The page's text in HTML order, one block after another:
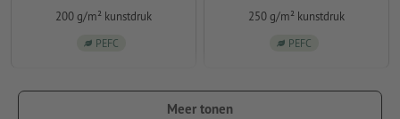
200 g/m² kunstdruk
PEFC
250 g/m² kunstdruk
PEFC
Meer tonen